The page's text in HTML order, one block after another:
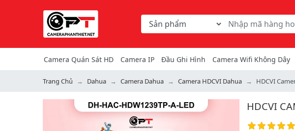
Chọn danh mục tìm kiếm
Từ khóa hoặc mã hàng
Camera Quán Sát HD Camera IP Đầu Ghi Hình Camera Wifi Không Dây
Trang Chủ Dahua Camera Dahua Camera HDCVI Dahua HDCVI
HDCVI